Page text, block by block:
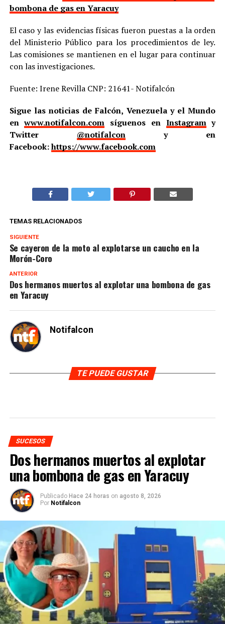
bombona de gas en Yaracuy
El caso y las evidencias físicas fueron puestas a la orden
del Ministerio Público para los procedimientos de ley.
Las comisiones se mantienen en el lugar para continuar
con las investigaciones.
Fuente: Irene Revilla CNP: 21641- Notifalcón
Sigue las noticias de Falcón, Venezuela y el Mundo
enwww.notifalcon.com síguenos en Instagramy
Twitter @notifalcony en
Facebook:https://www.facebook.com
TEMAS RELACIONADOS
SIGUIENTE
Se cayeron de la moto al explotarse un caucho en la
Morón-Coro
ANTERIOR
Dos hermanos muertos al explotar una bombona de gas
en Yaracuy
Notifalcon
TE PUEDE GUSTAR
SUCESOS
Dos hermanos muertos al explotar
una bombona de gas en Yaracuy
Publicado Hace 24 horas on agosto 8, 2026
Por Notifalcon